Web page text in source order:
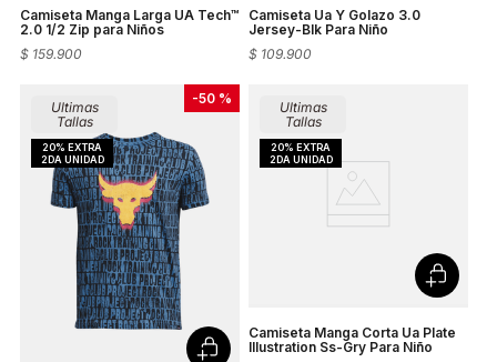
Camiseta Manga Larga UA Tech™
2.0 1/2 Zip para Niños
$ 159.900
Camiseta Ua Y Golazo 3.0
Jersey-Blk Para Niño
$ 109.900
-50 %
Ultimas
Tallas
Ultimas
Tallas
Camiseta Manga Corta Ua Plate
Illustration Ss-Gry Para Niño